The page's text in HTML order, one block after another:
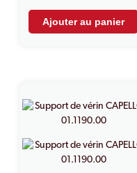
Ajouter au panier